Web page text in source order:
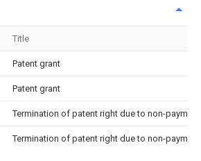
Title
Patent grant
Patent grant
Termination of patent right due to non-
Termination of patent right due to non-